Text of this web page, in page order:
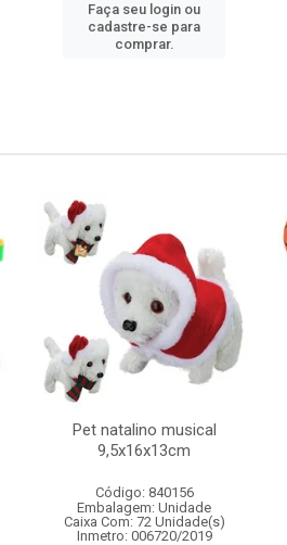
Faça seu login ou
cadastre-se para
comprar.
Pet natalino musical
9,5x16x13cm
Código: 840156
Embalagem: Unidade
Caixa Com: 72 Unidade(s)
Inmetro: 006720/2019